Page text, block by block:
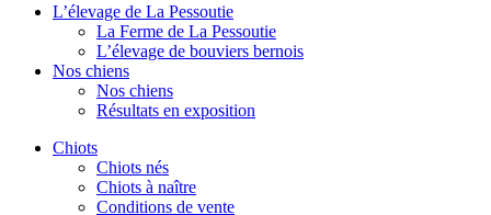
L’élevage de La Pessoutie
La Ferme de La Pessoutie
L’élevage de bouviers bernois
Nos chiens
Nos chiens
Résultats en exposition
Chiots
Chiots nés
Chiots à naître
Conditions de vente